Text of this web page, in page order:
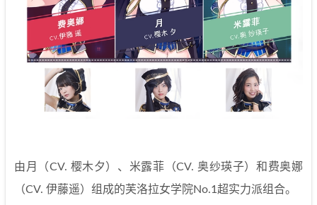
由月（CV. 樱木夕）、米露菲（CV. 奥纱瑛子）和费奥娜
（CV. 伊藤遥）组成的芙洛拉女学院No.1超实力派组合。